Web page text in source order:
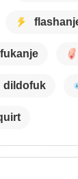
fukanje
dildofuk